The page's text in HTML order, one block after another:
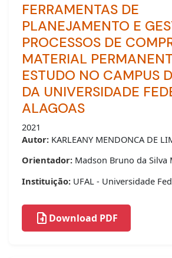
FERRAMENTAS DE
PLANEJAMENTO E
PROCESSOS DE
MATERIAL
ESTUDO NO CAMPUS
DA UNIVERSIDADE
ALAGOAS
2021
Autor:KARLEANY MENDONCA DE
Orientador:Madson Bruno da Silva
Instituição:UFAL - Universidade
Download PDF